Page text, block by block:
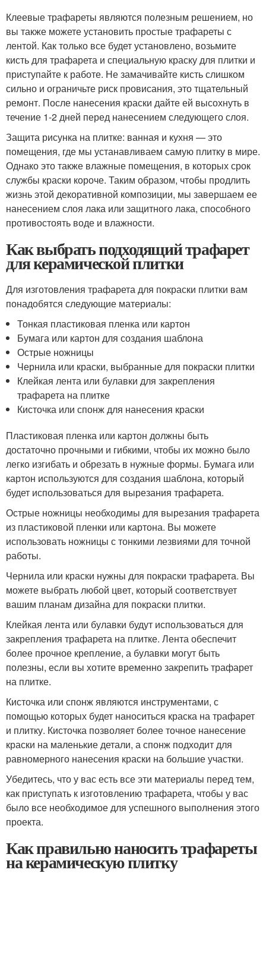
Клеевые трафареты являются полезным решением, но
вы также можете установить простые трафареты с
лентой. Как только все будет установлено, возьмите
кисть для трафарета и специальную краску для плитки и
приступайте к работе. Не замачивайте кисть слишком
сильно и ограничьте риск провисания, это тщательный
ремонт. После нанесения краски дайте ей высохнуть в
течение 1-2 дней перед нанесением следующего слоя.
Защита рисунка на плитке: ванная и кухня — это
помещения, где мы устанавливаем самую плитку в мире.
Однако это также влажные помещения, в которых срок
службы краски короче. Таким образом, чтобы продлить
жизнь этой декоративной композиции, мы завершаем ее
нанесением слоя лака или защитного лака, способного
противостоять воде и влажности.
Как выбрать подходящий трафарет
для керамической плитки
Для изготовления трафарета для покраски плитки вам
понадобятся следующие материалы:
Тонкая пластиковая пленка или картон
Бумага или картон для создания шаблона
Острые ножницы
Чернила или краски, выбранные для покраски плитки
Клейкая лента или булавки для закрепления
трафарета на плитке
Кисточка или спонж для нанесения краски
Пластиковая пленка или картон должны быть
достаточно прочными и гибкими, чтобы их можно было
легко изгибать и обрезать в нужные формы. Бумага или
картон используются для создания шаблона, который
будет использоваться для вырезания трафарета.
Острые ножницы необходимы для вырезания трафарета
из пластиковой пленки или картона. Вы можете
использовать ножницы с тонкими лезвиями для точной
работы.
Чернила или краски нужны для покраски трафарета. Вы
можете выбрать любой цвет, который соответствует
вашим планам дизайна для покраски плитки.
Клейкая лента или булавки будут использоваться для
закрепления трафарета на плитке. Лента обеспечит
более прочное крепление, а булавки могут быть
полезны, если вы хотите временно закрепить трафарет
на плитке.
Кисточка или спонж являются инструментами, с
помощью которых будет наноситься краска на трафарет
и плитку. Кисточка позволяет более точное нанесение
краски на маленькие детали, а спонж подходит для
равномерного нанесения краски на большие участки.
Убедитесь, что у вас есть все эти материалы перед тем,
как приступать к изготовлению трафарета, чтобы у вас
было все необходимое для успешного выполнения этого
проекта.
Как правильно наносить трафареты
на керамическую плитку